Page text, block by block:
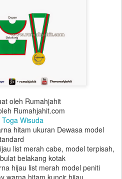
oleh Rumahjahit
Rumahjahit.com
Toga Wisuda
hitam ukuran Dewasa model
list merah cabe, model terpisah,
belakang kotak
hijau list merah model peniti